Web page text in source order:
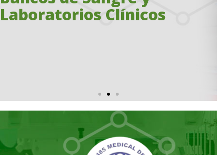
Laboratorios Clínicos